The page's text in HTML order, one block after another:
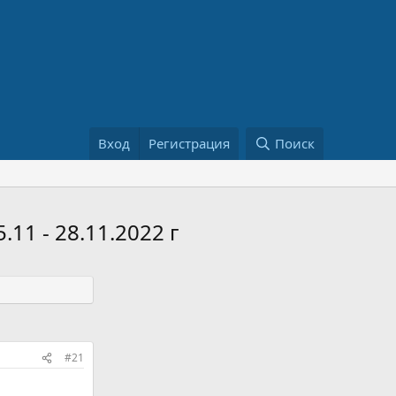
Вход Регистрация Поиск
- 28.11.2022 г
#21